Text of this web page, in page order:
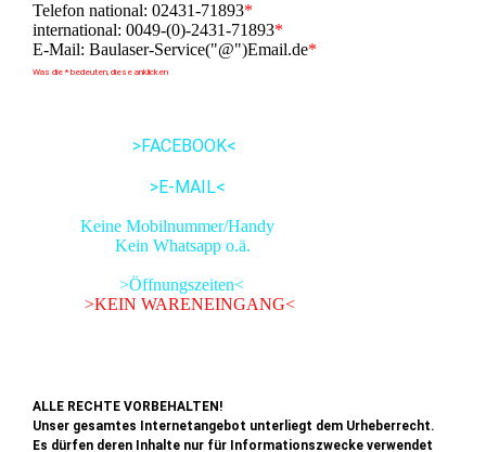
Telefon national: 02431-71893*
international: 0049-(0)-2431-71893*
E-Mail: Baulaser-Service("@")Email.de*
Was die * bedeuten, diese anklicken
>FACEBOOK<
>E-MAIL<
Keine Mobilnummer/Handy
Kein Whatsapp o.ä.
>Öffnungszeiten<
>KEIN WARENEINGANG<
ALLE RECHTE VORBEHALTEN!
Unser gesamtes Internetangebot unterliegt dem Urheberrecht.
Es dürfen deren Inhalte nur für Informationszwecke verwendet